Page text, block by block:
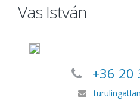
Vas István
+36 20